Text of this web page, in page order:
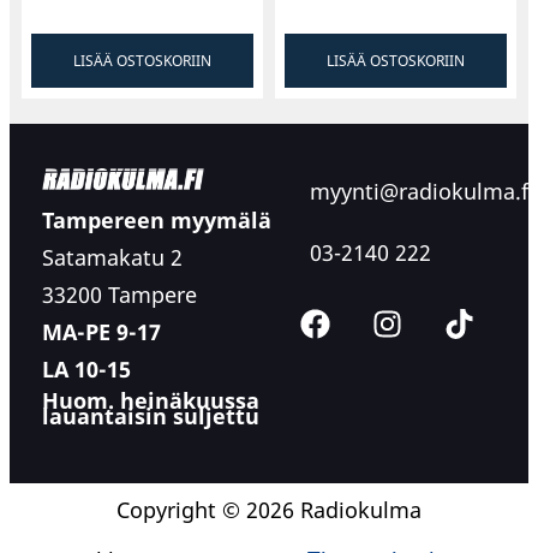
LISÄÄ OSTOSKORIIN LISÄÄ OSTOSKORIIN
Tampereen myymälä
Satamakatu 2
33200 Tampere
MA-PE 9-17
LA 10-15
Huom. heinäkuussa
lauantaisin suljettu
myynti@radiokulma.fi
03-2140 222
Copyright © 2026 Radiokulma